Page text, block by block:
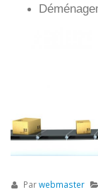
Parwebmaster